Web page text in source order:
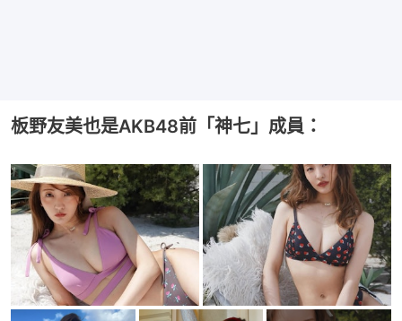
板野友美也是AKB48前「神七」成員：